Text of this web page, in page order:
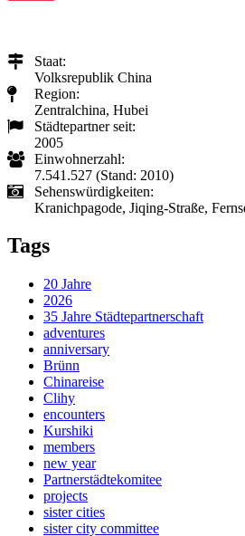
Staat:
Volksrepublik China
Region:
Zentralchina, Hubei
Städtepartner seit:
2005
Einwohnerzahl:
7.541.527 (Stand: 2010)
Sehenswürdigkeiten:
Kranichpagode, Jiqing-Straße,
Tags
20 Jahre
2026
35 Jahre Städtepartnerschaft
adventures
anniversary
Brünn
Chinareise
Clihy
encounters
Kurshiki
members
new year
Partnerstädtekomitee
projects
sister cities
sister city committee